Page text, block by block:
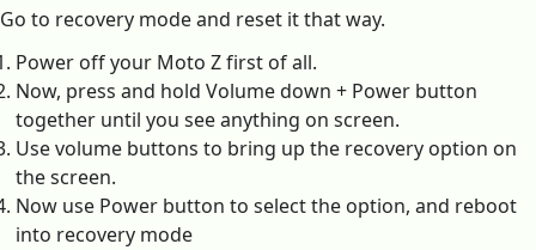
Go to recovery mode and reset it that way.
Power off your Moto Z first of all.
Now, press and hold Volume down + Power button
together until you see anything on screen.
Use volume buttons to bring up the recovery option on
the screen.
Now use Power button to select the option, and reboot
into recovery mode